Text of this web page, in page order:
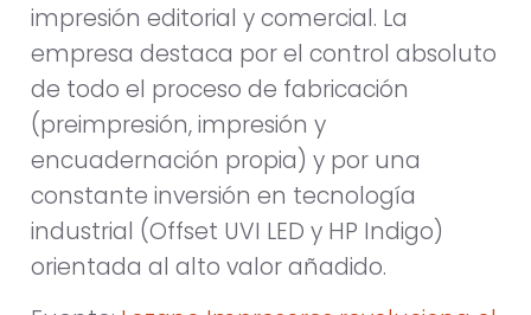
impresión editorial y comercial. La
empresa destaca por el control absoluto
de todo el proceso de fabricación
(preimpresión, impresión y
encuadernación propia) y por una
constante inversión en tecnología
industrial (Offset UVI LED y HP Indigo)
orientada al alto valor añadido.